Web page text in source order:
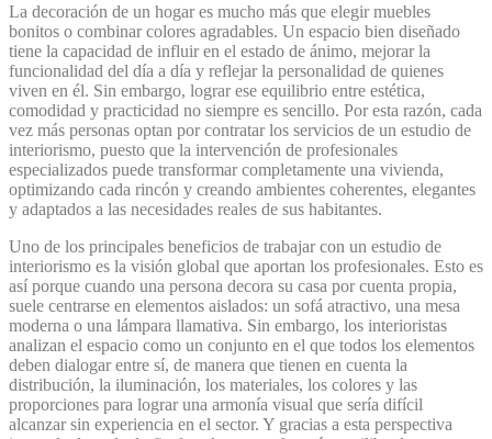
La decoración de un hogar es mucho más que elegir muebles
bonitos o combinar colores agradables. Un espacio bien diseñado
tiene la capacidad de influir en el estado de ánimo, mejorar la
funcionalidad del día a día y reflejar la personalidad de quienes
viven en él. Sin embargo, lograr ese equilibrio entre estética,
comodidad y practicidad no siempre es sencillo. Por esta razón, cada
vez más personas optan por contratar los servicios de un estudio de
interiorismo, puesto que la intervención de profesionales
especializados puede transformar completamente una vivienda,
optimizando cada rincón y creando ambientes coherentes, elegantes
y adaptados a las necesidades reales de sus habitantes.
Uno de los principales beneficios de trabajar con un estudio de
interiorismo es la visión global que aportan los profesionales. Esto es
así porque cuando una persona decora su casa por cuenta propia,
suele centrarse en elementos aislados: un sofá atractivo, una mesa
moderna o una lámpara llamativa. Sin embargo, los interioristas
analizan el espacio como un conjunto en el que todos los elementos
deben dialogar entre sí, de manera que tienen en cuenta la
distribución, la iluminación, los materiales, los colores y las
proporciones para lograr una armonía visual que sería difícil
alcanzar sin experiencia en el sector. Y gracias a esta perspectiva